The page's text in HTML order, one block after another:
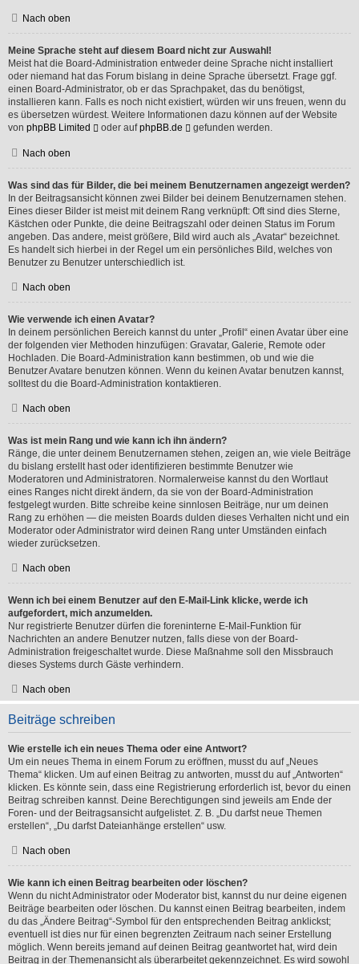
Nach oben
Meine Sprache steht auf diesem Board nicht zur Auswahl!
Meist hat die Board-Administration entweder deine Sprache nicht installiert
oder niemand hat das Forum bislang in deine Sprache übersetzt. Frage ggf.
einen Board-Administrator, ob er das Sprachpaket, das du benötigst,
installieren kann. Falls es noch nicht existiert, würden wir uns freuen, wenn du
es übersetzen würdest. Weitere Informationen dazu können auf der Website
von phpBB Limited oder aufphpBB.de gefunden werden.
Nach oben
Was sind das für Bilder, die bei meinem Benutzernamen angezeigt werden?
In der Beitragsansicht können zwei Bilder bei deinem Benutzernamen stehen.
Eines dieser Bilder ist meist mit deinem Rang verknüpft: Oft sind dies Sterne,
Kästchen oder Punkte, die deine Beitragszahl oder deinen Status im Forum
angeben. Das andere, meist größere, Bild wird auch als „Avatar“ bezeichnet.
Es handelt sich hierbei in der Regel um ein persönliches Bild, welches von
Benutzer zu Benutzer unterschiedlich ist.
Nach oben
Wie verwende ich einen Avatar?
In deinem persönlichen Bereich kannst du unter „Profil“ einen Avatar über eine
der folgenden vier Methoden hinzufügen: Gravatar, Galerie, Remote oder
Hochladen. Die Board-Administration kann bestimmen, ob und wie die
Benutzer Avatare benutzen können. Wenn du keinen Avatar benutzen kannst,
solltest du die Board-Administration kontaktieren.
Nach oben
Was ist mein Rang und wie kann ich ihn ändern?
Ränge, die unter deinem Benutzernamen stehen, zeigen an, wie viele Beiträge
du bislang erstellt hast oder identifizieren bestimmte Benutzer wie
Moderatoren und Administratoren. Normalerweise kannst du den Wortlaut
eines Ranges nicht direkt ändern, da sie von der Board-Administration
festgelegt wurden. Bitte schreibe keine sinnlosen Beiträge, nur um deinen
Rang zu erhöhen — die meisten Boards dulden dieses Verhalten nicht und ein
Moderator oder Administrator wird deinen Rang unter Umständen einfach
wieder zurücksetzen.
Nach oben
Wenn ich bei einem Benutzer auf den E-Mail-Link klicke, werde ich
aufgefordert, mich anzumelden.
Nur registrierte Benutzer dürfen die foreninterne E-Mail-Funktion für
Nachrichten an andere Benutzer nutzen, falls diese von der Board-
Administration freigeschaltet wurde. Diese Maßnahme soll den Missbrauch
dieses Systems durch Gäste verhindern.
Nach oben
Beiträge schreiben
Wie erstelle ich ein neues Thema oder eine Antwort?
Um ein neues Thema in einem Forum zu eröffnen, musst du auf „Neues
Thema“ klicken. Um auf einen Beitrag zu antworten, musst du auf „Antworten“
klicken. Es könnte sein, dass eine Registrierung erforderlich ist, bevor du einen
Beitrag schreiben kannst. Deine Berechtigungen sind jeweils am Ende der
Foren- und der Beitragsansicht aufgelistet. Z. B. „Du darfst neue Themen
erstellen“, „Du darfst Dateianhänge erstellen“ usw.
Nach oben
Wie kann ich einen Beitrag bearbeiten oder löschen?
Wenn du nicht Administrator oder Moderator bist, kannst du nur deine eigenen
Beiträge bearbeiten oder löschen. Du kannst einen Beitrag bearbeiten, indem
du das „Ändere Beitrag“-Symbol für den entsprechenden Beitrag anklickst;
eventuell ist dies nur für einen begrenzten Zeitraum nach seiner Erstellung
möglich. Wenn bereits jemand auf deinen Beitrag geantwortet hat, wird dein
Beitrag in der Themenansicht als überarbeitet gekennzeichnet. Es wird sowohl